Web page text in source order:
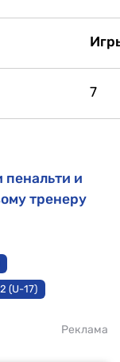
7
пенальти и
тренеру
(U-17)
Реклама